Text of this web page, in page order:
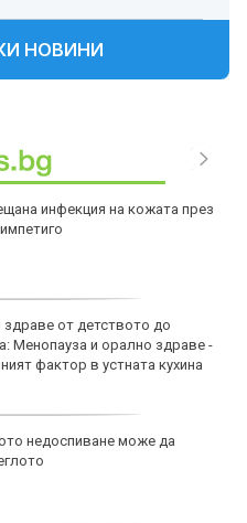
НОВИНИ
инфекция на кожата през
от детството до
Менопауза и орално здраве -
фактор в устната кухина
недоспиване може да